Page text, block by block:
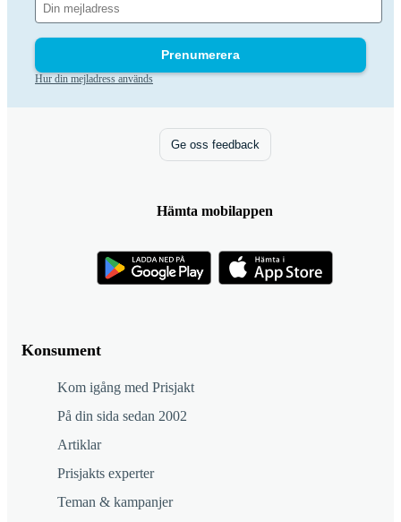
Prenumerera
Hur din mejladress används
Konsument
Kom igång med Prisjakt
På din sida sedan 2002
Artiklar
Prisjakts experter
Teman & kampanjer
Ge oss feedback
Hämta mobilappen